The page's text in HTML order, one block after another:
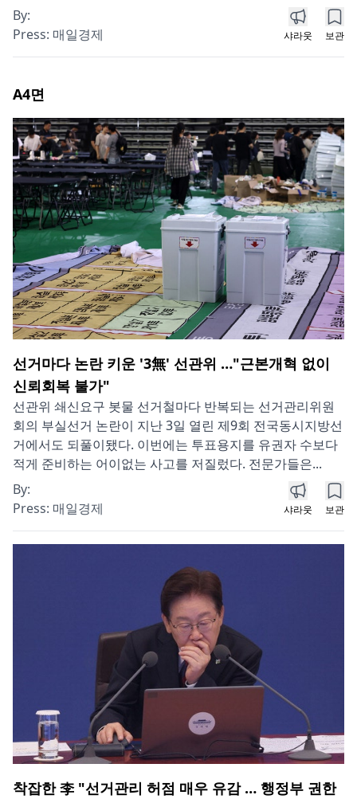
By:
Press: 매일경제 샤라웃 보관
A4면
선거마다 논란 키운 '3無' 선관위 …"근본개혁 없이
신뢰회복 불가"
선관위 쇄신요구 봇물 선거철마다 반복되는 선거관리위원
회의 부실선거 논란이 지난 3일 열린 제9회 전국동시지방선
거에서도 되풀이됐다. 이번에는 투표용지를 유권자 수보다
적게 준비하는 어이없는 사고를 저질렀다. 전문가들은...
By:
Press: 매일경제 샤라웃 보관
착잡한 李 "선거관리 허점 매우 유감 … 행정부 권한